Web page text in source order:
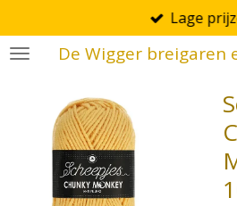
direct
naar
hoofdinhoud
De Wigger breigaren
Lage